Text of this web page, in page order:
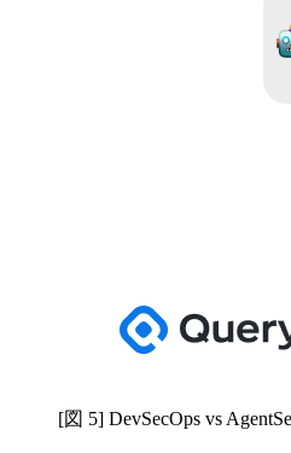
[図 5] DevSecOps vs